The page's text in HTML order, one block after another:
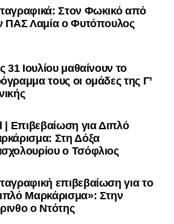
Στον Φωκικό από
ΠΑΣ Λαμία ο Φυτόπουλος
31 Ιουλίου μαθαίνουν το
τους οι ομάδες της Γ’
| Επιβεβαίωση για Διπλό
Στη Δόξα
ο Τσόφλιος
επιβεβαίωση για το
Μαρκάρισμα»: Στην
ο Ντότης